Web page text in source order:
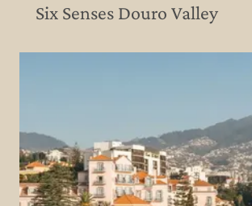
Six Senses Douro Valley